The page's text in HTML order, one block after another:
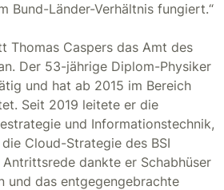
Bund-Länder-Verhältnis fungiert.“
Thomas Caspers das Amt des
Der 53-jährige Diplom-Physiker
und hat ab 2015 im Bereich
Seit 2019 leitete er die
und Informationstechnik,
Cloud-Strategie des BSI
dankte er Schabhüser
und das entgegengebrachte